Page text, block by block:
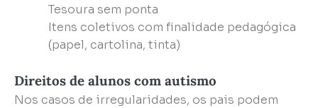
Tesoura sem ponta
Itens coletivos com finalidade pedagógica
(papel, cartolina, tinta)
Direitos de alunos com autismo
Nos casos de irregularidades, os pais podem